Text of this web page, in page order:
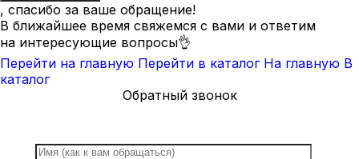
, спасибо за ваше обращение!
В ближайшее время свяжемся с вами и ответим
на интересующие вопросы👌
Перейти на главную Перейти в каталог На главную В
каталог
Обратный звонок